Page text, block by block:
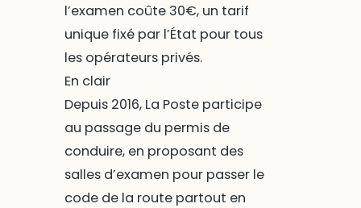
l’examen coûte 30€, un tarif
unique fixé par l’État pour tous
les opérateurs privés.
En clair
Depuis 2016, La Poste participe
au passage du permis de
conduire, en proposant des
salles d’examen pour passer le
code de la route partout en